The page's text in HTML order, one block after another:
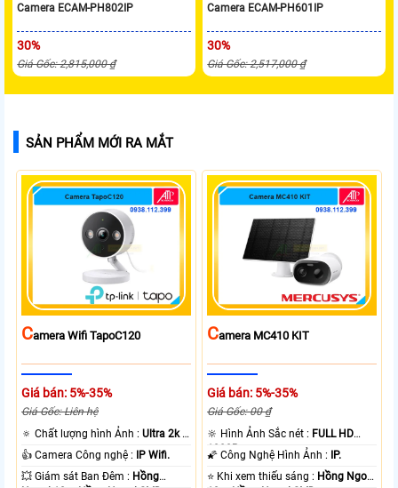
Camera ECAM-PH802IP
30%
Giá Gốc: 2,815,000 ₫
Camera ECAM-PH601IP
30%
Giá Gốc: 2,517,000 ₫
SẢN PHẨM MỚI RA MẮT
CAmera Wifi TapoC120
Giá bán: 5%-35%
Giá Gốc: Liên hệ
🔅 Chất lượng hình Ảnh :Ultra 2k +
.
👍 Camera Công nghệ :
IP Wifi.
💥 Giám sát Ban Đêm : Hồng
CAmera MC410 KIT
Giá bán: 5%-35%
Giá Gốc: 00 ₫
🔆 Hình Ảnh Sắc nét : FULL HD
1080P .
🌠 Công Nghệ Hình Ảnh :
IP.
⭐ Khi xem thiếu sáng : Hồng Ngoại